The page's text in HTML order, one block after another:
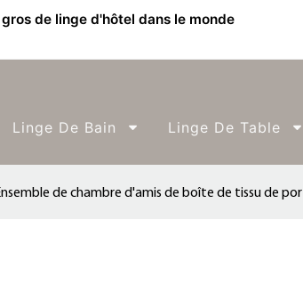
de linge d'hôtel dans le monde
Linge De Bain Linge De Table
de chambre d'amis de boîte de tissu de